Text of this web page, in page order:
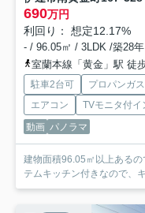
690万円
利回り： 想定12.17%
- / 96.05㎡ / 3LDK /築28年
室蘭本線「黄金」駅 徒
駐車2台可 プロパンガス
エアコン
TVモニタ付イ
動画 パノラマ
建物面積96.05㎡以上ある
テムキッチン付きなので、